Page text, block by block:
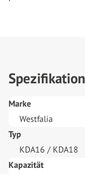
Marke
Westfalia
Typ
KDA16 / KDA18
Kapazität